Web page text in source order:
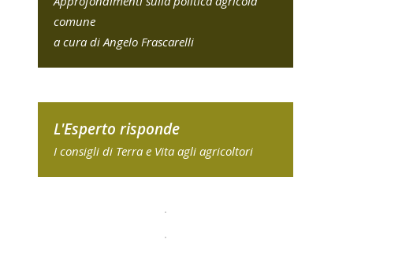
comune
a cura di Angelo Frascarelli
L'Esperto risponde
I consigli di Terra e Vita agli agricoltori